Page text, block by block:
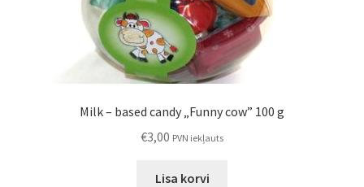
Milk – based candy „Funny cow” 100 g
€3,00 PVN iekļauts
Lisa korvi